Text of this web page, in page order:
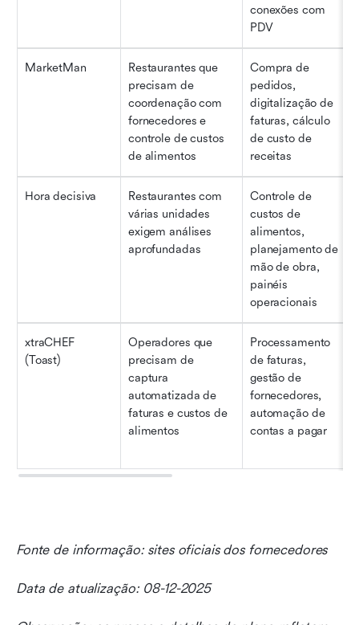
conexões com
PDV
MarketMan
Restaurantes que
precisam de
coordenação com
fornecedores e
controle de custos
de alimentos
Compra de
pedidos,
digitalização de
faturas, cálculo
de custo de
receitas
Hora decisiva
Restaurantes com
várias unidades
exigem análises
aprofundadas
Controle de
custos de
alimentos,
planejamento de
mão de obra,
painéis
operacionais
xtraCHEF
(Toast)
Operadores que
precisam de
captura
automatizada de
faturas e custos de
alimentos
Processamento
de faturas,
gestão de
fornecedores,
automação de
contas a pagar
Fonte de informação: sites oficiais dos fornecedores
Data de atualização: 08-12-2025